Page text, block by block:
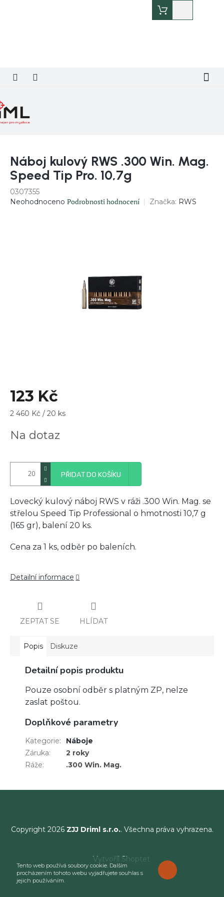
Tento web používá soubory cookie. Dalším
procházením tohoto webu vyjadřujete souhlas s
jejich používáním.
ROZUMÍM
košík
Náboj kulový RWS .300 Win. Mag.
Speed Tip Pro. 10,7g
0307355
Průměrné
Neohodnoceno Podrobnosti hodnocení Značka: RWS
123 Kč
Měrná
2 460 Kč / 20 ks
Na dotaz
PŘIDAT DO KOŠÍKU
Lovecký kulový náboj RWS v ráži .300 Win. Mag. se
střelou Speed Tip Professional o hmotnosti 10,7 g
(165 gr), balení 20 ks.
Cena za 1 ks, odběr po baleních.
Detailní informace
ZEPTAT SE HLÍDAT
Popis Diskuze
Detailní popis produktu
Pouze osobní odběr s platným ZP, nelze
zaslat poštou.
Doplňkové parametry
Kategorie:
Náboje
Záruka:
2 roky
Ráže: .300 Win. Mag.
Copyright 2026 ZJJ Driml s.r.o.. Všechna práva vyhrazena.
Vytvořil Shoptet